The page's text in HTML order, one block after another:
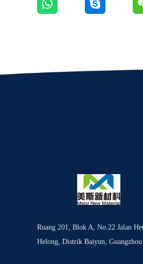
Ruang 201, Blok A, No.22 Jalan
Helong, Distrik Baiyun, Guangzhou